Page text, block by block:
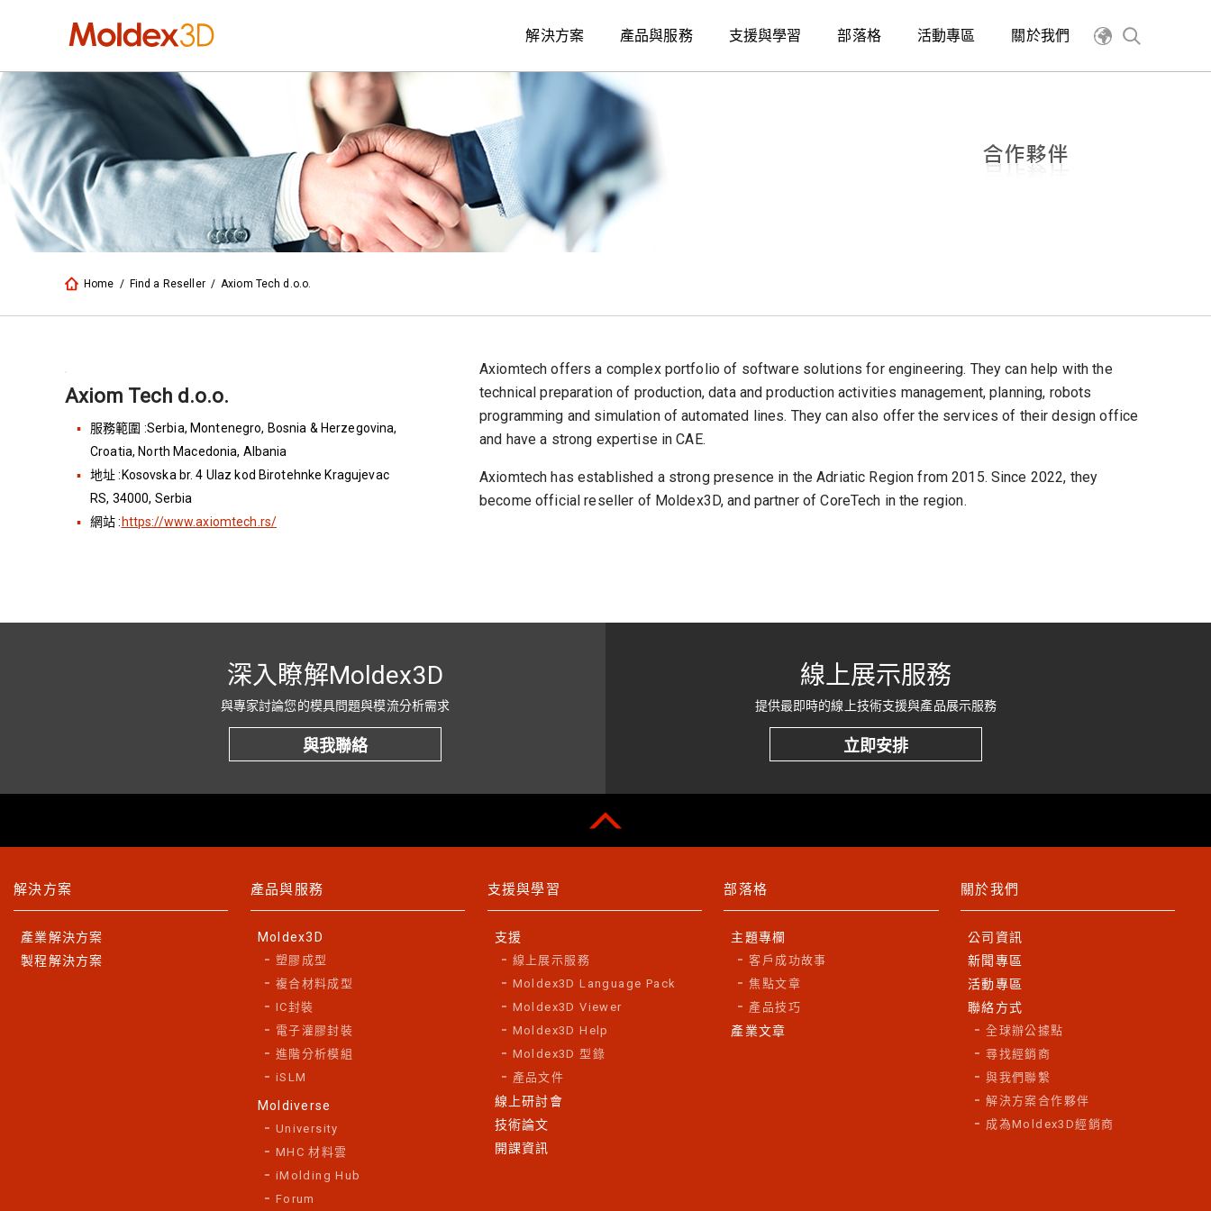
解決方案 產品與服務 支援與學習 部落格 活動專區 關於我們
Home / Find a Reseller / Axiom Tech d.o.o.
Axiom Tech d.o.o.
服務範圍 :Serbia, Montenegro, Bosnia & Herzegovina,
Croatia, North Macedonia, Albania
地址 :Kosovska br. 4 Ulaz kod Birotehnke Kragujevac
RS, 34000, Serbia
網站 : https://www.axiomtech.rs/
Axiomtech offers a complex portfolio of software solutions for engineering. They can help with the
technical preparation of production, data and production activities management, planning, robots
programming and simulation of automated lines. They can also offer the services of their design office
and have a strong expertise in CAE.
Axiomtech has established a strong presence in the Adriatic Region from 2015. Since 2022, they
become official reseller of Moldex3D, and partner of CoreTech in the region.
深入瞭解Moldex3D
與專家討論您的模具問題與模流分析需求
與我聯絡
線上展示服務
提供最即時的線上技術支援與產品展示服務
立即安排
解決方案
產業解決方案
製程解決方案
產品與服務
Moldex3D
塑膠成型
複合材料成型
IC封裝
電子灌膠封裝
進階分析模組
iSLM
Moldiverse
University
MHC 材料雲
iMolding Hub
Forum
支援與學習
支援
線上展示服務
Moldex3D Language Pack
Moldex3D Viewer
Moldex3D Help
Moldex3D 型錄
產品文件
線上研討會
技術論文
開課資訊
部落格
主題專欄
客戶成功故事
焦點文章
產品技巧
產業文章
關於我們
公司資訊
新聞專區
活動專區
聯絡方式
全球辦公據點
尋找經銷商
與我們聯繫
解決方案合作夥伴
成為Moldex3D經銷商